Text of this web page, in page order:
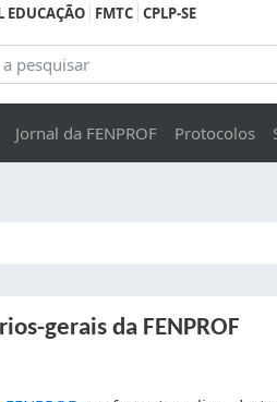
FMTC CPLP-SE
Jornal da FENPROF Protocolos
gerais da FENPROF